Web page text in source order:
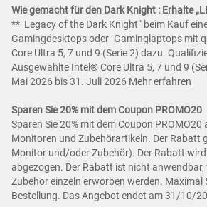
Wie gemacht für den Dark Knight : Erhalte
** Legacy of the Dark Knight“ beim Kauf
Gamingdesktops oder -Gaminglaptops mit
Core Ultra 5, 7 und 9 (Serie 2) dazu.
Ausgewählte Intel® Core Ultra 5, 7 und 9
Mai 2026 bis 31. Juli 2026 Mehr erfahren
Sparen Sie 20% mit dem Coupon PROMO20
Sparen Sie 20% mit dem Coupon
Monitoren und Zubehörartikeln. Der Rabatt
Monitor und/oder Zubehör). Der Rabatt
abgezogen. Der Rabatt ist nicht
Zubehör einzeln erworben werden. Maximal
Bestellung. Das Angebot endet am 31/10/